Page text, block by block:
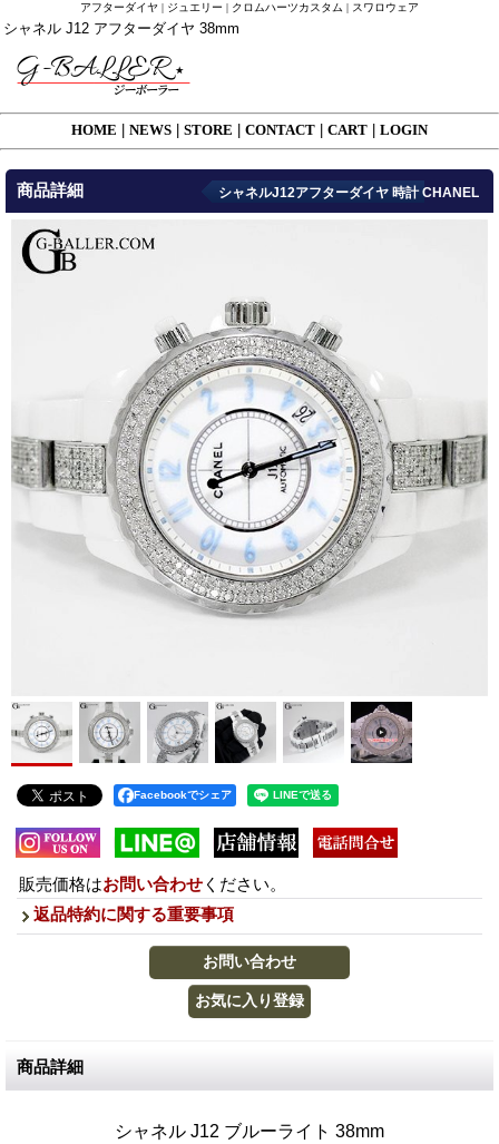
アフターダイヤ | ジュエリー | クロムハーツカスタム | スワロウェア
シャネル J12 アフターダイヤ 38mm
HOME NEWS STORE CONTACT CART LOGIN
商品詳細 シャネルJ12アフターダイヤ 時計 CHANEL
Facebookでシェア
販売価格はお問い合わせ ください。
返品特約に関する重要事項
商品詳細
シャネル J12 ブルーライト 38mm